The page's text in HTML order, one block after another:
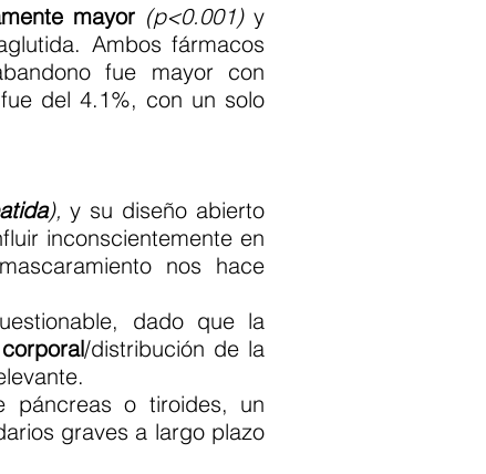
mayor (p<0.001)y
Ambos fármacos
fue mayor con
del 4.1%, con un solo
), y su diseño abierto
inconscientemente en
nos hace
dado que la
/distribución de la
páncreas o tiroides, un
graves a largo plazo